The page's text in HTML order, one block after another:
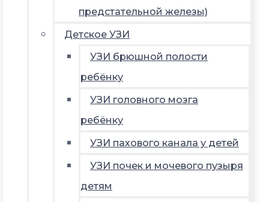
предстательной железы)
Детское УЗИ
УЗИ брюшной полости
ребёнку
УЗИ головного мозга
ребёнку
УЗИ пахового канала у детей
УЗИ почек и мочевого пузыря
детям